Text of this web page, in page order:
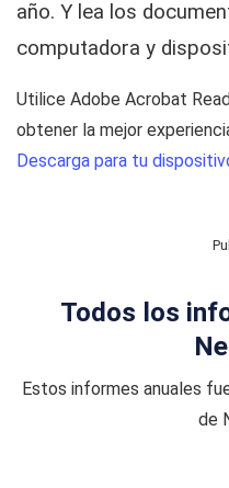
año. Y lea los
computadora y
Utilice Adobe Acrobat
obtener la mejor
Descarga para tu
Todos los
Estos informes anuales
de